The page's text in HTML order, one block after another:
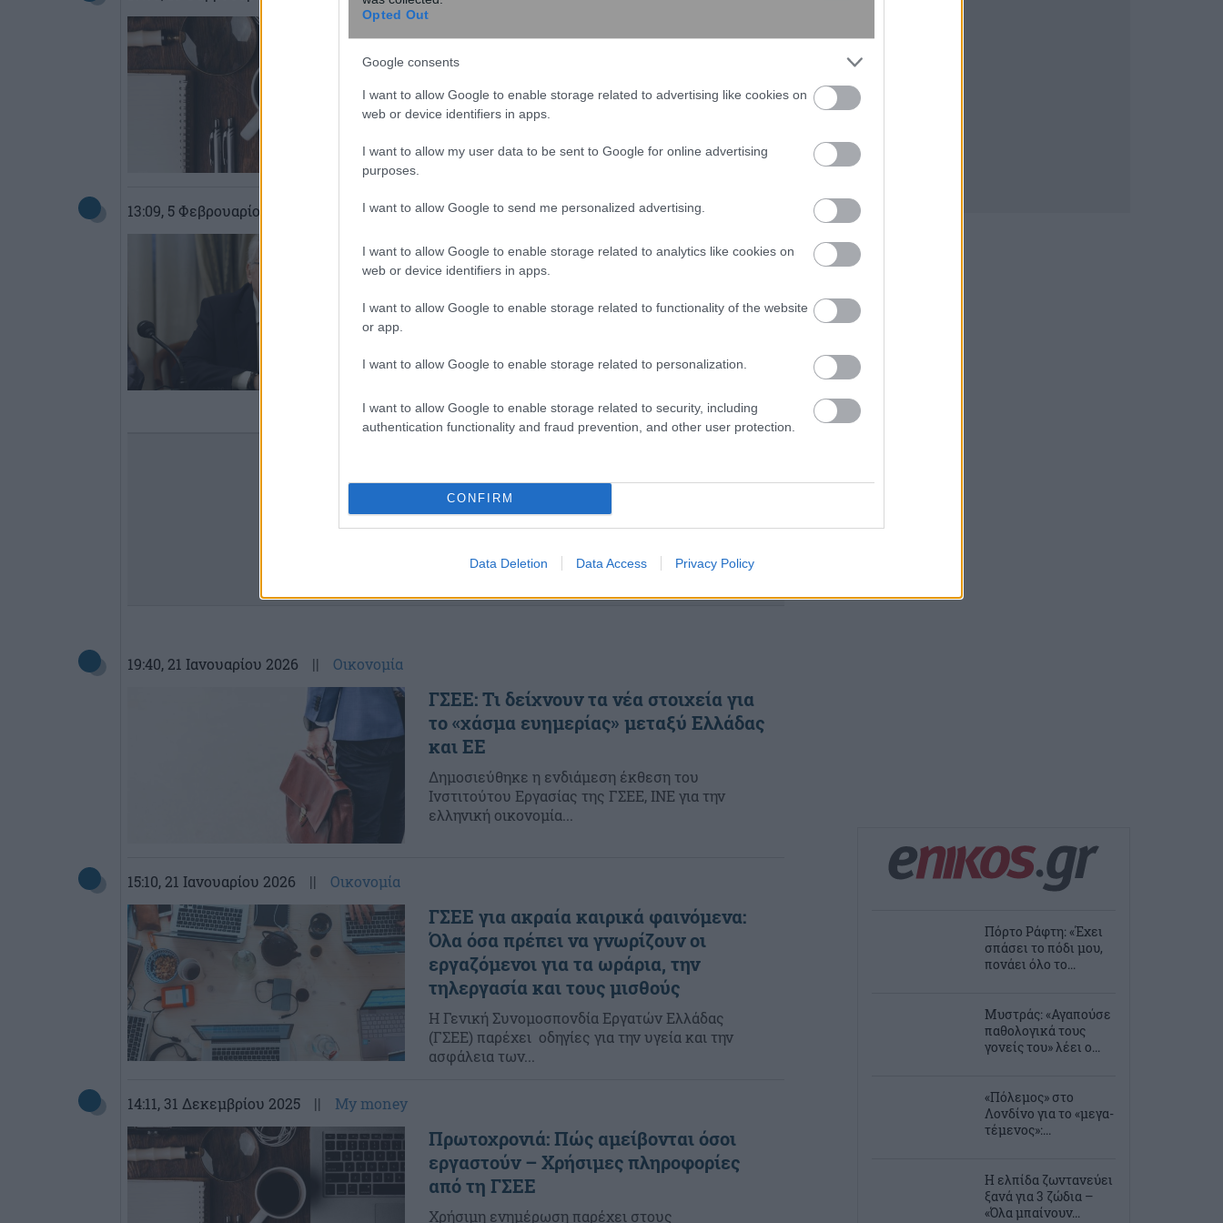
Opted Out
Google consents
I want to allow Google to enable storage related to advertising like cookies on
web or device identifiers in apps.
I want to allow my user data to be sent to Google for online advertising
purposes.
I want to allow Google to send me personalized advertising.
I want to allow Google to enable storage related to analytics like cookies on
web or device identifiers in apps.
I want to allow Google to enable storage related to functionality of the website
or app.
I want to allow Google to enable storage related to personalization.
I want to allow Google to enable storage related to security, including
authentication functionality and fraud prevention, and other user protection.
CONFIRM
Data Deletion Data Access Privacy Policy
Για τον τρόπο που θα αμειφθούν στις 23
Φεβρουαρίου 2026, την Καθαρά Δευτέρα οι
μισθωτοί εργαζόμεν...
13:09, 5 Φεβρουαρίου 2026 Επικαιρότητα
Γιάννης Παναγόπουλος: Στο
μικροσκόπιο της Αρχής για το
πρόεδρος της ΓΣΕΕ – «Παγώνουν» οι
Με εντολή του προέδρου της Αρχής για το
Βουρλιώτη, «παγώνουν»...
19:40, 21 Ιανουαρίου 2026 || Οικονομία
ΓΣΕΕ: Τι δείχνουν τα νέα στοιχεία για
το «χάσμα ευημερίας» μεταξύ Ελλάδας
και ΕΕ
Δημοσιεύθηκε η ενδιάμεση έκθεση του
Ινστιτούτου Εργασίας της ΓΣΕΕ, ΙΝΕ για την
ελληνική οικονομία...
15:10, 21 Ιανουαρίου 2026 || Οικονομία
ΓΣΕΕ για ακραία καιρικά φαινόμενα:
Όλα όσα πρέπει να γνωρίζουν οι
εργαζόμενοι για τα ωράρια, την
τηλεργασία και τους μισθούς
Η Γενική Συνομοσπονδία Εργατών Ελλάδας
(ΓΣΕΕ) παρέχει οδηγίες για την υγεία και την
ασφάλεια των...
14:11, 31 Δεκεμβρίου 2025 || My money
Πρωτοχρονιά: Πώς αμείβονται όσοι
εργαστούν – Χρήσιμες πληροφορίες
από τη ΓΣΕΕ
Χρήσιμη ενημέρωση παρέχει στους
Πόρτο Ράφτη: «Έχει
σπάσει το πόδι μου,
πονάει όλο το...
Μυστράς: «Αγαπούσε
παθολογικά τους
γονείς του» λέει ο...
«Πόλεμος» στο
Λονδίνο για το «μεγα-
τέμενος»:...
Η ελπίδα ζωντανεύει
ξανά για 3 ζώδια –
«Όλα μπαίνουν...